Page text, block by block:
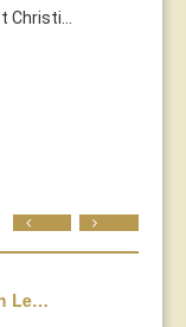
Christi…
Le…